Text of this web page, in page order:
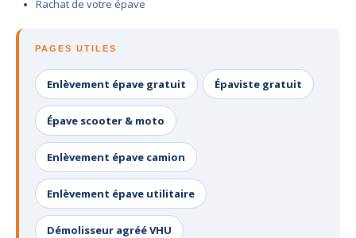
Rachat de votre épave
PAGES UTILES
Enlèvement épave gratuit Épaviste gratuit
Épave scooter & moto
Enlèvement épave camion
Enlèvement épave utilitaire
Démolisseur agréé VHU